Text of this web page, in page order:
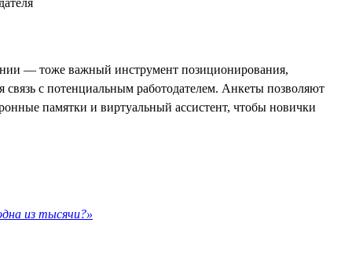
— тоже важный инструмент позиционирования,
связь с потенциальным работодателем. Анкеты позволяют
памятки и виртуальный ассистент, чтобы новички
из тысячи?»